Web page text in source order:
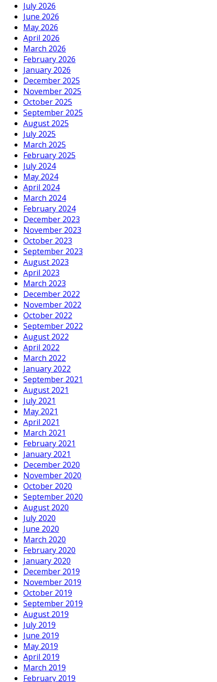
July 2026
June 2026
May 2026
April 2026
March 2026
February 2026
January 2026
December 2025
November 2025
October 2025
September 2025
August 2025
July 2025
March 2025
February 2025
July 2024
May 2024
April 2024
March 2024
February 2024
December 2023
November 2023
October 2023
September 2023
August 2023
April 2023
March 2023
December 2022
November 2022
October 2022
September 2022
August 2022
April 2022
March 2022
January 2022
September 2021
August 2021
July 2021
May 2021
April 2021
March 2021
February 2021
January 2021
December 2020
November 2020
October 2020
September 2020
August 2020
July 2020
June 2020
March 2020
February 2020
January 2020
December 2019
November 2019
October 2019
September 2019
August 2019
July 2019
June 2019
May 2019
April 2019
March 2019
February 2019